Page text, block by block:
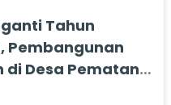
Tahun
Pembangunan
Desa Pematang
Tak Kunjung